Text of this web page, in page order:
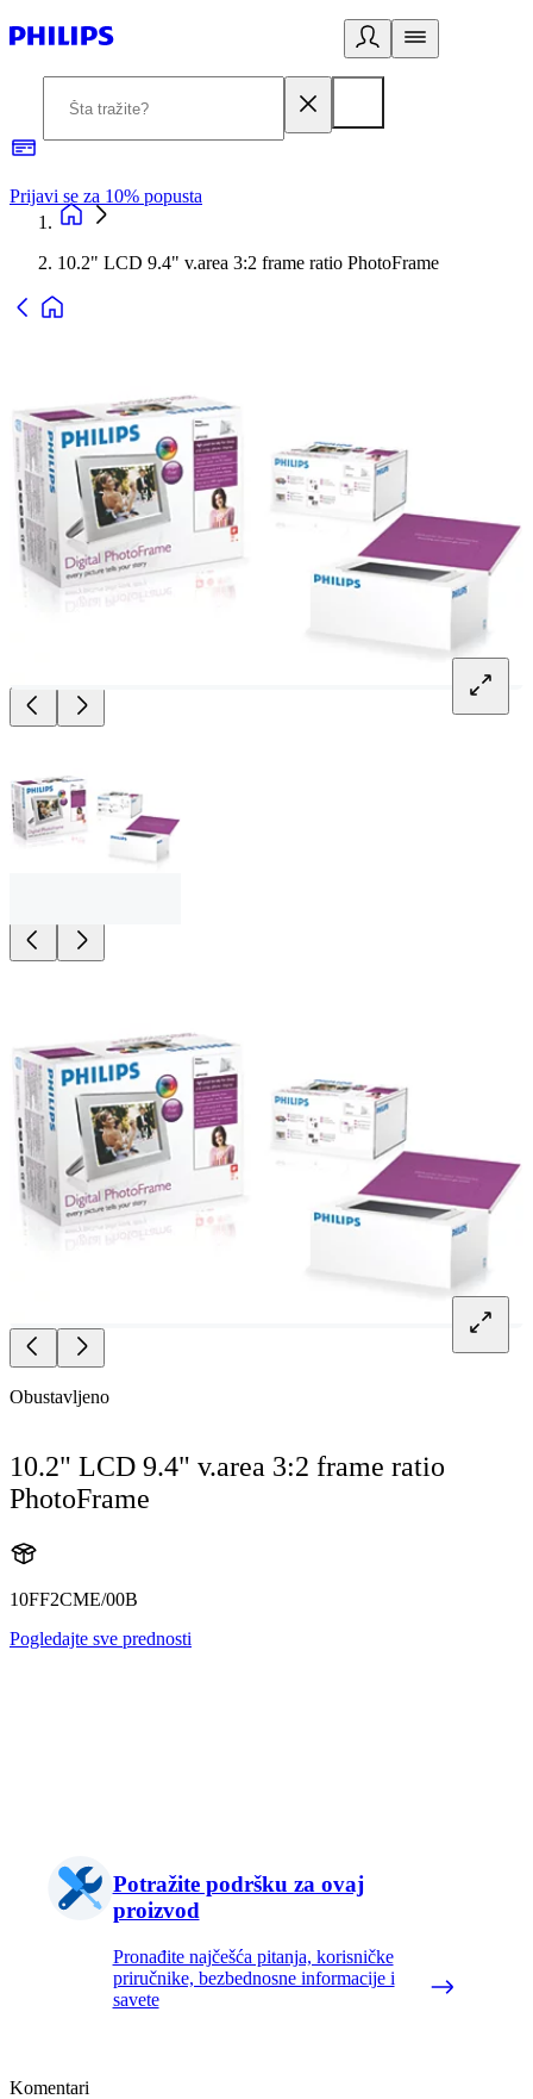
Prijavi se za 10% popusta
10.2" LCD 9.4" v.area 3:2 frame ratio PhotoFrame
Obustavljeno
10.2" LCD 9.4" v.area 3:2 frame ratio
PhotoFrame
10FF2CME/00B
Pogledajte sve prednosti
Potražite podršku za ovaj
proizvod
Pronađite najčešća pitanja, korisničke
priručnike, bezbednosne informacije i
savete
Komentari